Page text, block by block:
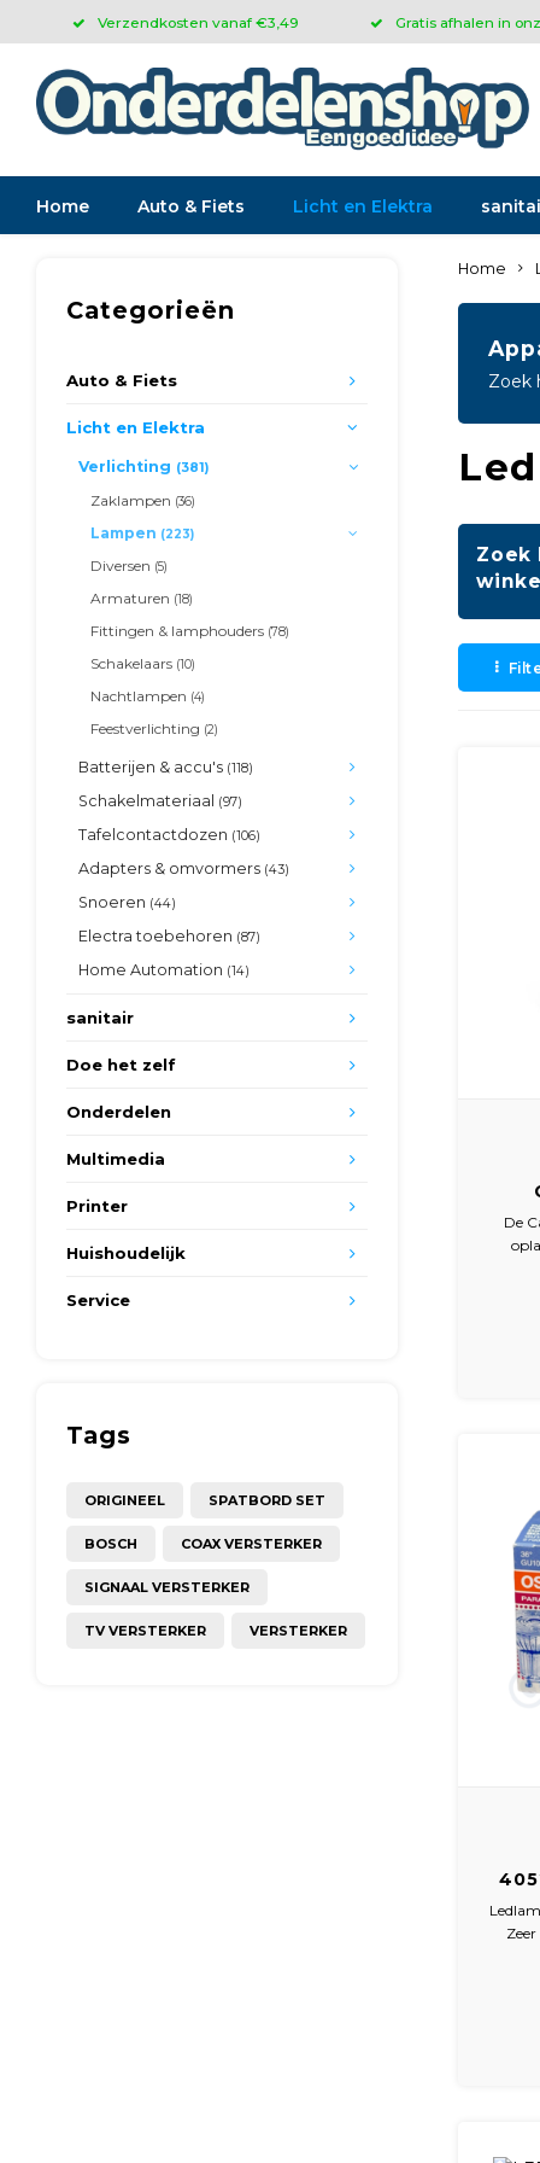
Verzendkosten vanaf €3,49 Gratis afhalen in
Home Auto & Fiets Licht en Elektra
Categorieën
Auto & Fiets
Licht en Elektra
Verlichting (381)
Zaklampen (36)
Lampen (223)
Diversen (5)
Armaturen (18)
Fittingen & lamphouders (78)
Schakelaars (10)
Nachtlampen (4)
Feestverlichting (2)
Batterijen & accu's (118)
Schakelmateriaal (97)
Tafelcontactdozen (106)
Adapters & omvormers (43)
Snoeren (44)
Electra toebehoren (87)
Home Automation (14)
sanitair
Doe het zelf
Onderdelen
Multimedia
Printer
Huishoudelijk
Service
Tags
ORIGINEEL SPATBORD SET
BOSCH COAX VERSTERKER
SIGNAAL VERSTERKER
TV VERSTERKER VERSTERKER
Home
Zoek
Zoek
De